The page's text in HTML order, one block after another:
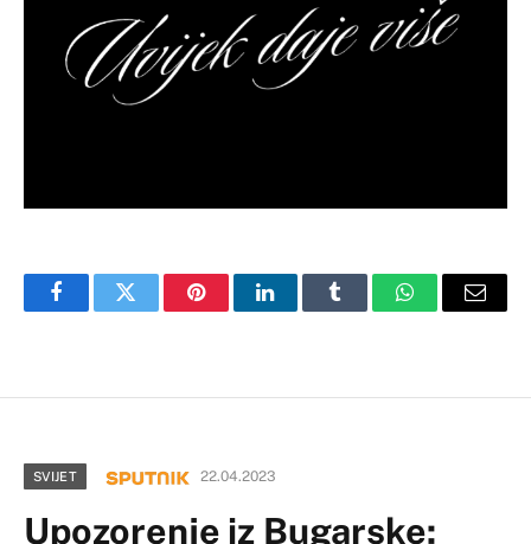
FacebookTwitter PinterestLinkedInTumblr WhatsAppEmail
SVIJET 22.04.2023
Upozorenje iz Bugarske: